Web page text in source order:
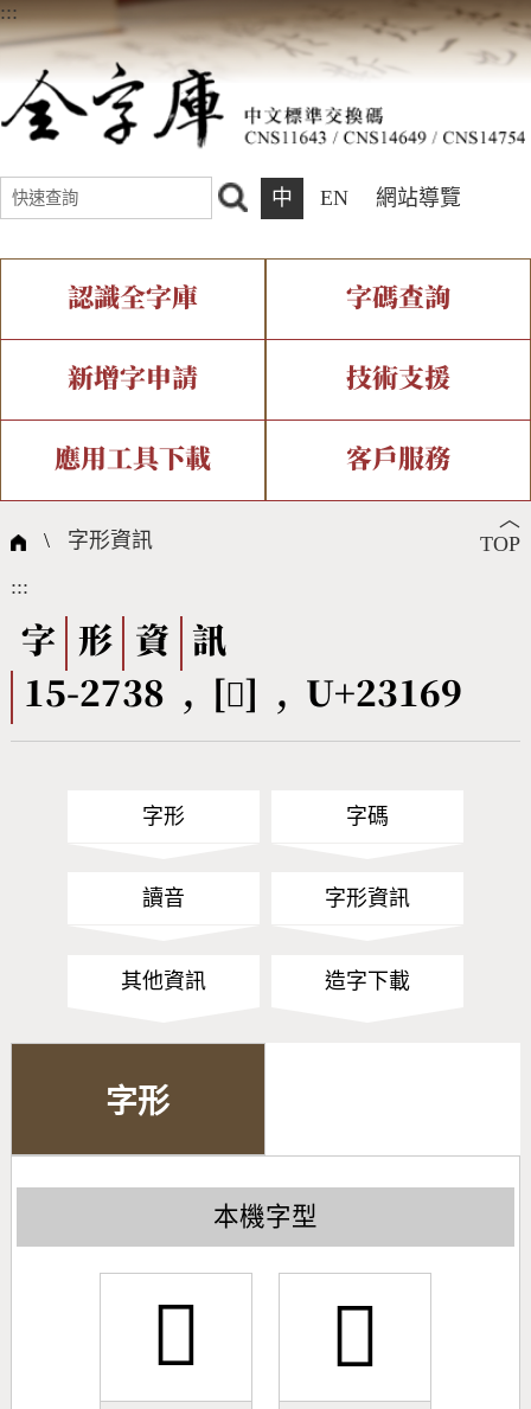
:::
中 EN 網站導覽
認識全字庫
全字庫介紹 全字庫現況
中文碼介紹 專有名詞介紹
國際字碼相關組織
字碼查詢
IDS查詢 部件查詢
複合查詢 注音查詢
筆畫查詢
筆順序查詢
CNS查詢 Unicode查詢
新增字申請
新字申請處理流程
技術支援
字形即時顯示 造字解決方案
全字庫授權 轉碼Web Service
應用工具下載
個人電腦造字處理工具
字形下載
客戶服務
問題集
熱門查詢統計
︿
TOP
\ 字形資訊
:::
字 形 資
訊
15-2738 , [𣅩] , U+23169
字形 字碼
讀音 字形資訊
其他資訊 造字下載
字形
本機字型
𣅩 𣅩